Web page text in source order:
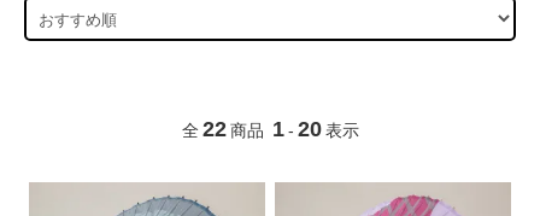
全 22 商品 1 - 20 表示